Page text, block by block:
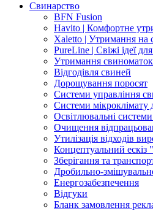
Свинарство
BFN Fusion
Havito | Комфортне
Xaletto | Утримання на
PureLine | Свіжі ідеї
Утримання свиноматок
Відгодівля свиней
Дорощування поросят
Системи управління
Системи мікроклімату
Освітлювальні
Очищення
Утилізація відходів
Концептуальний
Зберігання та
Дробильно-
Енергозабезпечення
Відгуки
Бланк замовлення